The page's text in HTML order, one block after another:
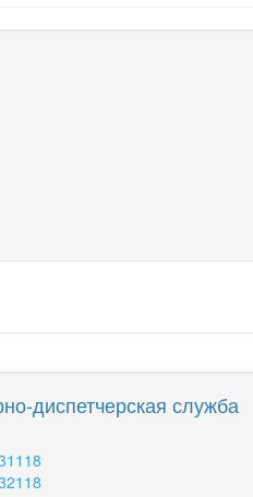
диспетчерская служба